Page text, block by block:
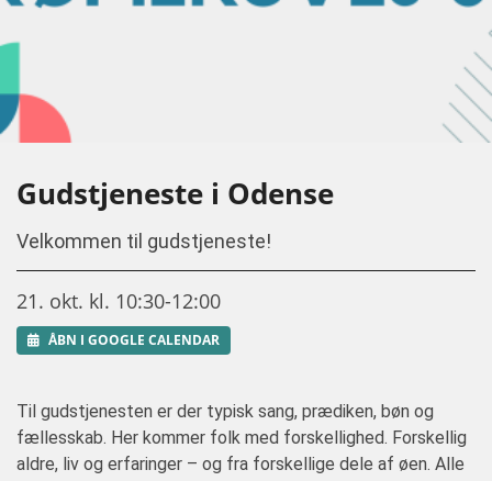
Gudstjeneste i Odense
Velkommen til gudstjeneste!
21. okt. kl. 10:30-12:00
ÅBN I GOOGLE CALENDAR
Til gudstjenesten er der typisk sang, prædiken, bøn og
fællesskab. Her kommer folk med forskellighed. Forskellig
aldre, liv og erfaringer – og fra forskellige dele af øen. Alle